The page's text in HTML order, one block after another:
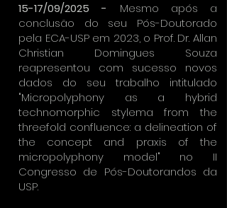
15-17/09/2025 - Mesmo após a
conclusão do seu Pós-Doutorado
pela ECA-USP em 2023, o Prof. Dr. Allan
Christian Domingues Souza
reapresentou com sucesso novos
dados do seu trabalho intitulado
"Micropolyphony as a hybrid
technomorphic stylema from the
threefold confluence: a delineation of
the concept and praxis of the
micropolyphony model" no II
Congresso de Pós-Doutorandos da
USP.